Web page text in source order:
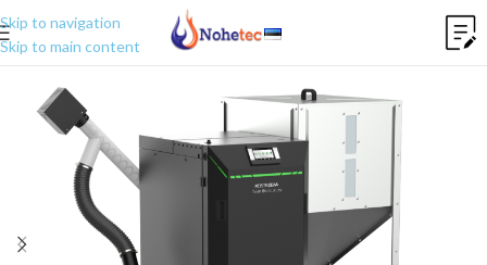
Skip to navigation
Skip to main content